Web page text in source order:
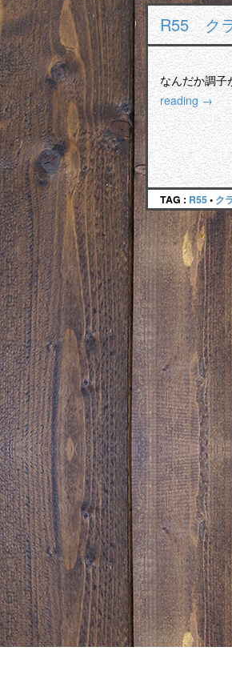
R55 ク
なんだか調
reading→
TAG : R55• ク